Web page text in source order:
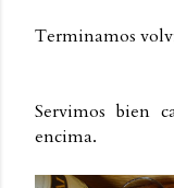
Terminamos
Servimos bien
encima.